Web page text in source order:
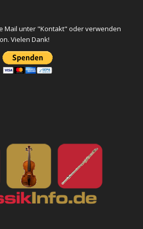
Mail unter "Kontakt" oder verwenden
Vielen Dank!